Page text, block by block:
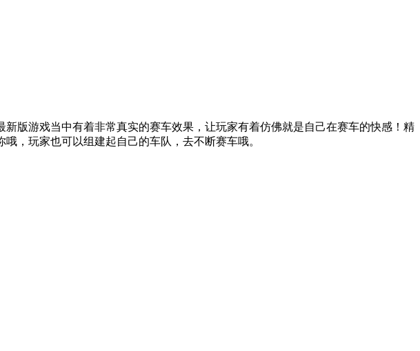
新版游戏当中有着非常真实的赛车效果，让玩家有着仿佛就是自己在赛车的快感！精
，玩家也可以组建起自己的车队，去不断赛车哦。